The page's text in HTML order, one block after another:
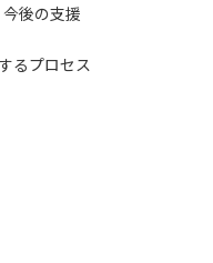
後の支援
るプロセス